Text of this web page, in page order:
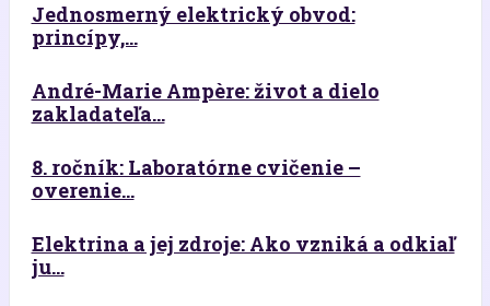
Jednosmerný elektrický obvod:
princípy,...
André-Marie Ampère: život a dielo
zakladateľa...
8. ročník: Laboratórne cvičenie –
overenie...
Elektrina a jej zdroje: Ako vzniká a odkiaľ
ju...